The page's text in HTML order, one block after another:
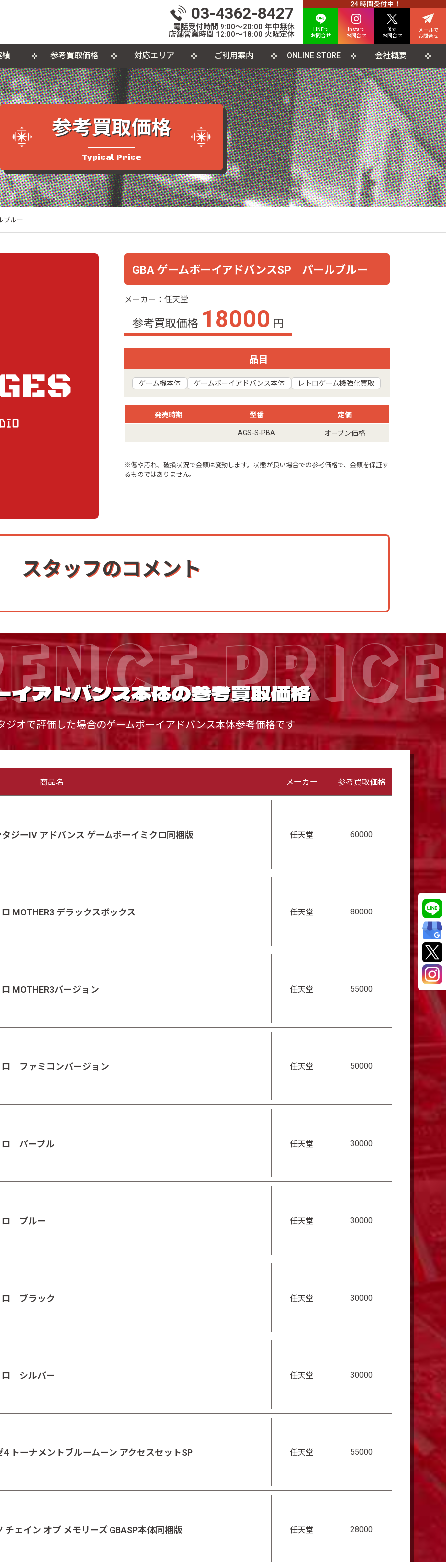
03-4362-8427
電話受付時間 9:00〜20:00 年中無休
店舗営業時間 12:00〜18:00 火曜定休
LINEで
お問合せ
Instaで
お問合せ
Xで
お問合せ
メールで
お問合せ
おもちゃ カード CD
カセットテープ パソコンソフト 書籍・雑誌
績 参考買取価格 対応エリア ご利用案内
て 出張買取について LINE査定について よくある質問
ONLINE STORE 会社概要
おしらせ 個人情報保護方針 利用規約
参考買取価格
Typical Price
ブルー
GBA ゲームボーイアドバンスSP パールブルー
メーカー：任天堂
参考買取価格 18000 円
品目
ゲーム機本体 ゲームボーイアドバンス本体 レトロゲーム機強化買取
発売時期 型番 定価
AGS-S-PBA オープン価格
※傷や汚れ、破損状況で金額は変動します。状態が良い場合での参考価格で、金額を保証す
るものではありません。
スタッフのコメント
PRICE
イアドバンス本体の参考買取価格
ジオで評価した場合のゲームボーイアドバンス本体参考価格です
商品名 メーカー 参考買取価格
ジーIV アドバンス ゲームボーイミクロ同梱版 任天堂 60000
MOTHER3 デラックスボックス 任天堂 80000
MOTHER3バージョン 任天堂 55000
ロ ファミコンバージョン 任天堂 50000
ロ パープル 任天堂 30000
ロ ブルー 任天堂 30000
ロ ブラック 任天堂 30000
ロ シルバー 任天堂 30000
4 トーナメントブルームーン アクセスセットSP 任天堂 55000
チェイン オブ メモリーズ GBASP本体同梱版 任天堂 28000